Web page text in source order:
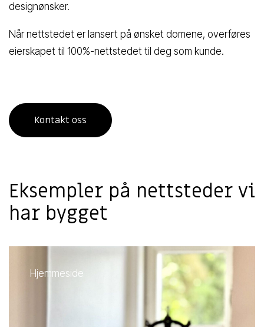
designønsker.
Når nettstedet er lansert på ønsket domene, overføres
eierskapet til 100%-nettstedet til deg som kunde.
Kontakt oss
Eksempler på nettsteder vi
har bygget
Hjemmeside